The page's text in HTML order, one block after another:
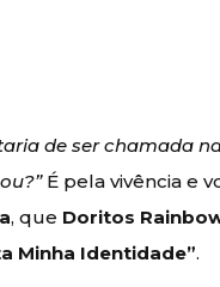
de ser chamada
É pela vivência e
, que Doritos
Minha Identidade”.